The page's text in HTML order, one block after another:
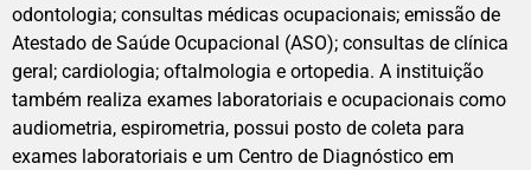
odontologia; consultas médicas ocupacionais; emissão de
Atestado de Saúde Ocupacional (ASO); consultas de clínica
geral; cardiologia; oftalmologia e ortopedia. A instituição
também realiza exames laboratoriais e ocupacionais como
audiometria, espirometria, possui posto de coleta para
exames laboratoriais e um Centro de Diagnóstico em